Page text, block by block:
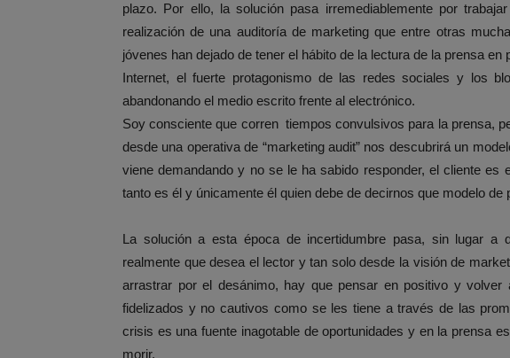
plazo. Por ello, la solución pasa irremediablemente por
realización de una auditoría de marketing que entre otras
jóvenes han dejado de tener el hábito de la lectura de la prensa
Internet, el fuerte protagonismo de las redes sociales y los
abandonando el medio escrito frente al electrónico.
Soy consciente que corren tiempos convulsivos para la prensa,
desde una operativa de “marketing audit” nos descubrirá un
viene demandando y no se le ha sabido responder, el cliente es
tanto es él y únicamente él quien debe de decirnos que modelo
La solución a esta época de incertidumbre pasa, sin lugar a
realmente que desea el lector y tan solo desde la visión de
arrastrar por el desánimo, hay que pensar en positivo y volver
fidelizados y no cautivos como se les tiene a través de las
crisis es una fuente inagotable de oportunidades y en la prensa
morir.